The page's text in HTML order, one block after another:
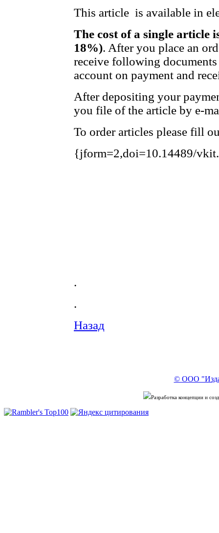
This article is available in
The cost of a single article
18%). After you place an
receive following
account on payment and
After depositing your
you file of the article by e-
To order articles please fill
{jform=2,doi=10.14489/
.
.
Назад
© ООО
Разработка концепции и